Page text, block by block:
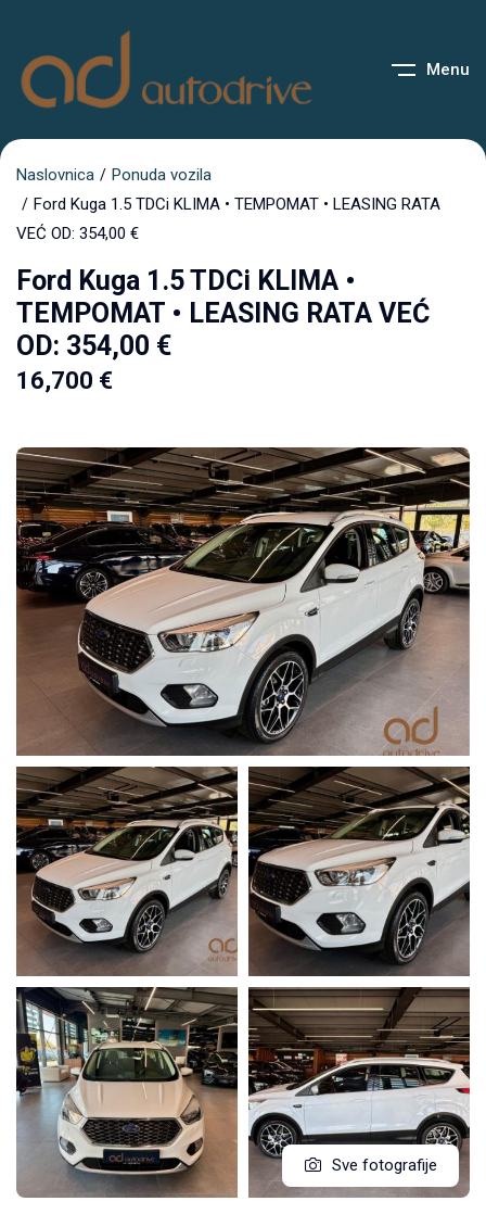
Menu
Naslovnica
Ponuda vozila
Ford Kuga 1.5 TDCi KLIMA • TEMPOMAT • LEASING RATA
VEĆ OD: 354,00 €
Ford Kuga 1.5 TDCi KLIMA •
TEMPOMAT • LEASING RATA VEĆ
OD: 354,00 €
16,700 €
Sve fotografije